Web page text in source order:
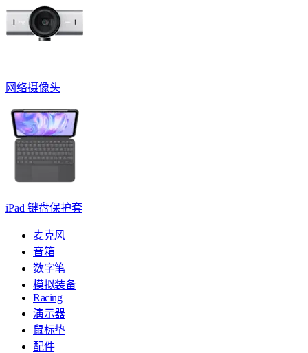
网络摄像头
iPad 键盘保护套
麦克风
音箱
数字笔
模拟装备
Racing
演示器
鼠标垫
配件